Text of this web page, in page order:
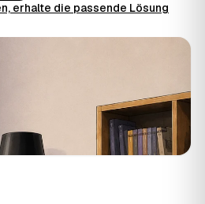
erhalte die passende Lösung